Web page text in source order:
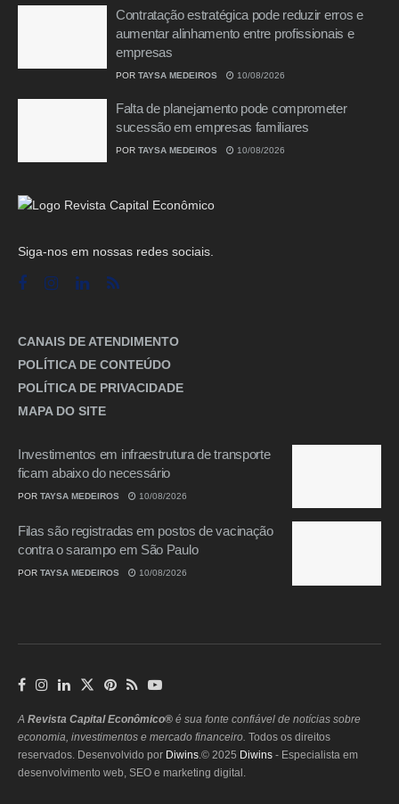
Contratação estratégica pode reduzir erros e
aumentar alinhamento entre profissionais e
empresas
POR TAYSA MEDEIROS 10/08/2026
Falta de planejamento pode comprometer
sucessão em empresas familiares
POR TAYSA MEDEIROS 10/08/2026
Siga-nos em nossas redes sociais.
CANAIS DE ATENDIMENTO
POLÍTICA DE CONTEÚDO
POLÍTICA DE PRIVACIDADE
MAPA DO SITE
Investimentos em infraestrutura de transporte
ficam abaixo do necessário
POR TAYSA MEDEIROS 10/08/2026
Filas são registradas em postos de vacinação
contra o sarampo em São Paulo
POR TAYSA MEDEIROS 10/08/2026
A Revista Capital Econômico® é sua fonte confiável de notícias sobre
economia, investimentos e mercado financeiro. Todos os direitos
reservados. Desenvolvido por Diwins.© 2025 Diwins - Especialista em
desenvolvimento web, SEO e marketing digital.